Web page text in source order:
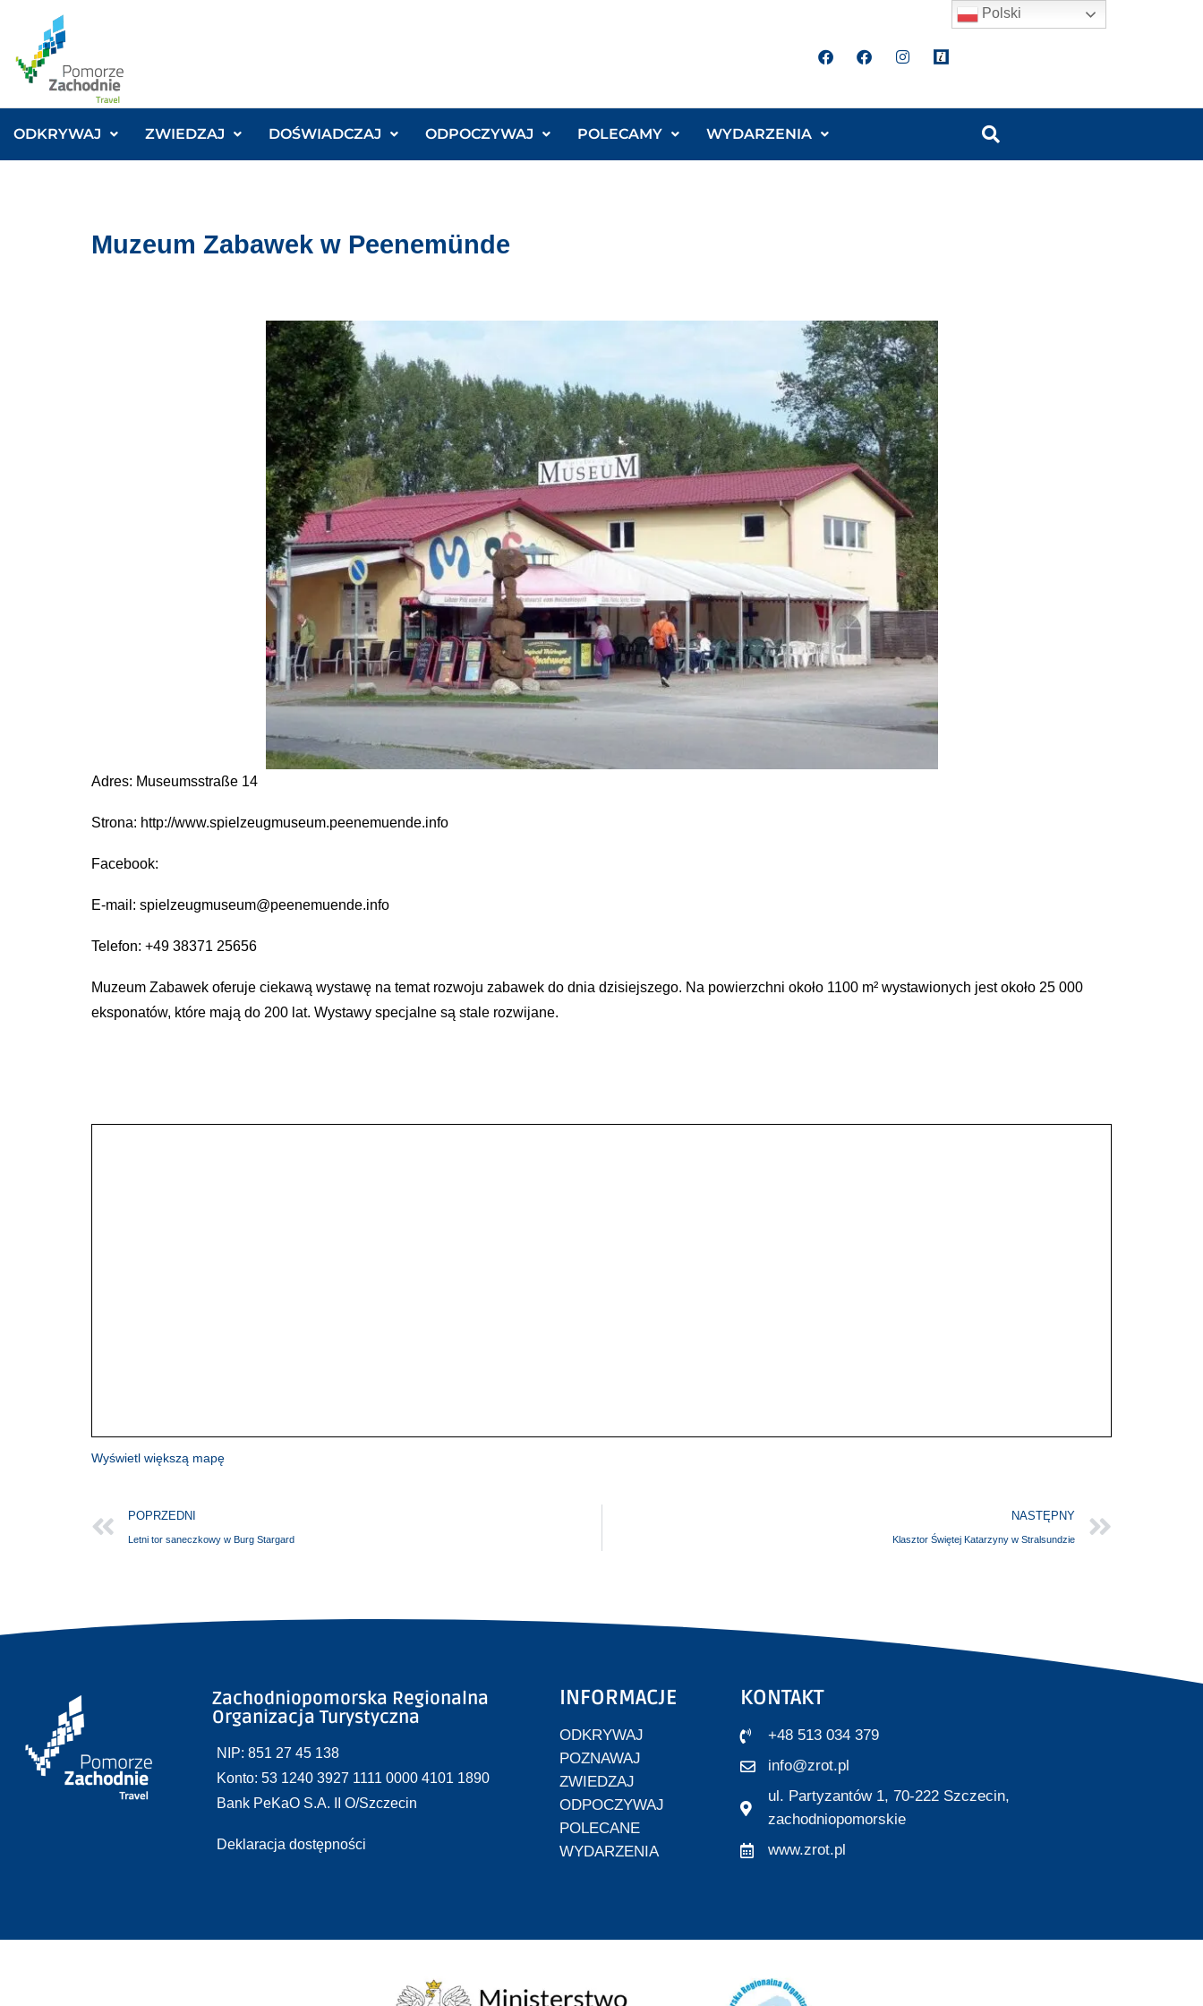
ODKRYWAJ ZWIEDZAJ DOŚWIADCZAJ ODPOCZYWAJ POLECAMY WYDARZENIA
Muzeum Zabawek w Peenemünde
Adres: Museumsstraße 14
Strona: http://www.spielzeugmuseum.peenemuende.info
Facebook:
E-mail: spielzeugmuseum@peenemuende.info
Telefon: +49 38371 25656
Muzeum Zabawek oferuje ciekawą wystawę na temat rozwoju zabawek do dnia dzisiejszego. Na powierzchni około 1100 m² wystawionych jest około 25 000
eksponatów, które mają do 200 lat. Wystawy specjalne są stale rozwijane.
Wyświetl większą mapę
POPRZEDNI
Letni tor saneczkowy w Burg Stargard
NASTĘPNY
Klasztor Świętej Katarzyny w Stralsundzie
Zachodniopomorska Regionalna
Organizacja Turystyczna
NIP: 851 27 45 138
Konto: 53 1240 3927 1111 0000 4101 1890
Bank PeKaO S.A. II O/Szczecin
Deklaracja dostępności
INFORMACJE
ODKRYWAJ
POZNAWAJ
ZWIEDZAJ
ODPOCZYWAJ
POLECANE
WYDARZENIA
KONTAKT
+48 513 034 379
info@zrot.pl
ul. Partyzantów 1, 70-222 Szczecin,
zachodniopomorskie
www.zrot.pl
Polski